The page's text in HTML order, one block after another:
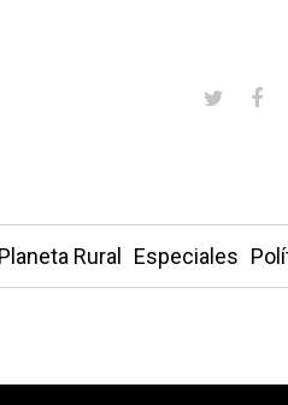
Planeta Rural Especiales